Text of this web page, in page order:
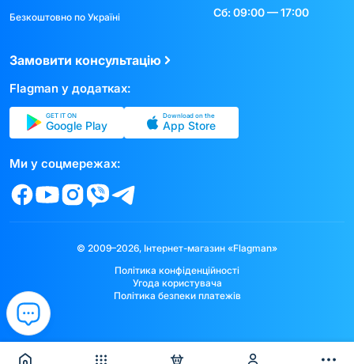
Безкоштовно по Україні
Сб: 09:00 — 17:00
Замовити консультацію
Flagman у додатках:
GET IT ON
Google Play
Download on the
App Store
Ми у соцмережах:
© 2009–2026, Інтернет-магазин «Flagman»
Політика конфіденційності
Угода користувача
Політика безпеки платежів